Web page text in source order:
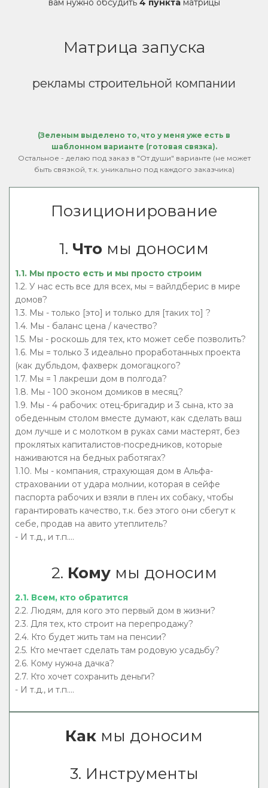
Матрица запуска
рекламы строительной компании
(Зеленым выделено то, что у меня уже есть в
шаблонном варианте (готовая связка).
Остальное - делаю под заказ в "От души" варианте (не может
быть связкой, т.к. уникально под каждого заказчика)
Позиционирование
1. Что мы доносим
1.1. Мы просто есть и мы просто строим
1.2. У нас есть все для всех, мы = вайлдберис в мире
домов?
1.3. Мы - только [это] и только для [таких то] ?
1.4. Мы - баланс цена / качество?
1.5. Мы - роскошь для тех, кто может себе позволить?
1.6. Мы = только 3 идеально проработанных проекта
(как дубльдом, фахверк домогацкого?
1.7. Мы = 1 лакреши дом в полгода?
1.8. Мы - 100 эконом домиков в месяц?
1.9. Мы - 4 рабочих: отец-бригадир и 3 сына, кто за
обеденным столом вместе думают, как сделать ваш
дом лучше и с молотком в руках сами мастерят, без
проклятых капиталистов-посредников, которые
наживаются на бедных работягах?
1.10. Мы - компания, страхующая дом в Альфа-
страховании от удара молнии, которая в сейфе
паспорта рабочих и взяли в плен их собаку, чтобы
гарантировать качество, т.к. без этого они сбегут к
себе, продав на авито утеплитель?
- И т.д., и т.п....
2. Кому мы доносим
2.1. Всем, кто обратится
2.2. Людям, для кого это первый дом в жизни?
2.3. Для тех, кто строит на перепродажу?
2.4. Кто будет жить там на пенсии?
2.5. Кто мечтает сделать там родовую усадьбу?
2.6. Кому нужна дачка?
2.7. Кто хочет сохранить деньги?
- И т.д., и т.п....
Как мы доносим
3. Инструменты